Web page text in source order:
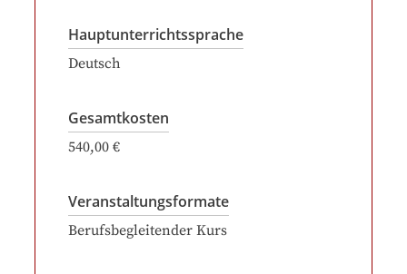
Hauptunterrichtssprache
Deutsch
Gesamtkosten
540,00 €
Veranstaltungsformate
Berufsbegleitender Kurs